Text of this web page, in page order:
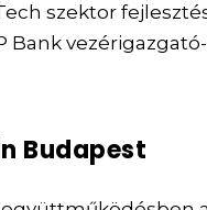
szektor
Bank
Budapest